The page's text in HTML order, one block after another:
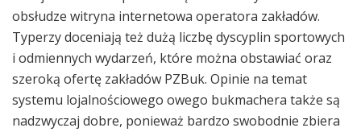
obsłudze witryna internetowa operatora zakładów.
Typerzy doceniają też dużą liczbę dyscyplin sportowych
i odmiennych wydarzeń, które można obstawiać oraz
szeroką ofertę zakładów PZBuk. Opinie na temat
systemu lojalnościowego owego bukmachera także są
nadzwyczaj dobre, ponieważ bardzo swobodnie zbiera